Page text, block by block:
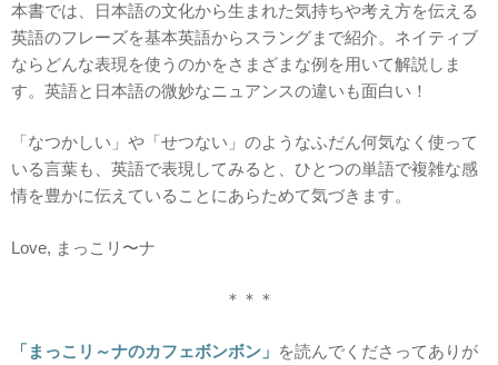
本書では、日本語の文化から生まれた気持ちや考え方を伝える
英語のフレーズを基本英語からスラングまで紹介。ネイティブ
ならどんな表現を使うのかをさまざまな例を用いて解説しま
す。英語と日本語の微妙なニュアンスの違いも面白い！
「なつかしい」や「せつない」のようなふだん何気なく使って
いる言葉も、英語で表現してみると、ひとつの単語で複雑な感
情を豊かに伝えていることにあらためて気づきます。
Love, まっこリ〜ナ
＊＊＊
「まっこリ～ナのカフェボンボン」 を読んでくださってありが